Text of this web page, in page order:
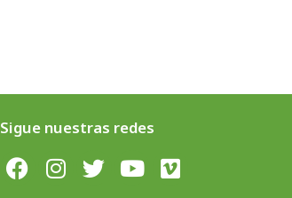
Sigue nuestras redes